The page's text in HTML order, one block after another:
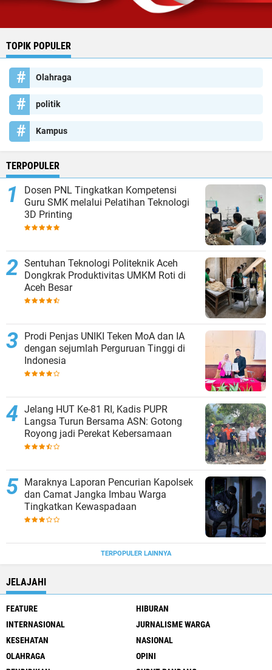
TOPIK POPULER
Olahraga
politik
Kampus
TERPOPULER
Dosen PNL Tingkatkan Kompetensi
Guru SMK melalui Pelatihan Teknologi
3D Printing
Sentuhan Teknologi Politeknik Aceh
Dongkrak Produktivitas UMKM Roti di
Aceh Besar
Prodi Penjas UNIKI Teken MoA dan IA
dengan sejumlah Perguruan Tinggi di
Indonesia
Jelang HUT Ke-81 RI, Kadis PUPR
Langsa Turun Bersama ASN: Gotong
Royong jadi Perekat Kebersamaan
Maraknya Laporan Pencurian Kapolsek
dan Camat Jangka Imbau Warga
Tingkatkan Kewaspadaan
TERPOPULER LAINNYA
JELAJAHI
FEATURE
HIBURAN
INTERNASIONAL
JURNALISME WARGA
KESEHATAN
NASIONAL
OLAHRAGA
OPINI